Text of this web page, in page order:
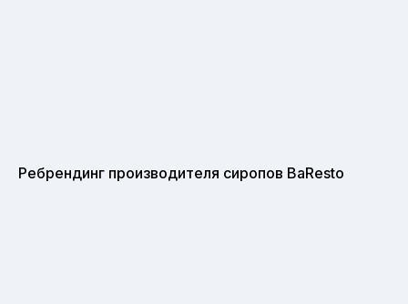
Ребрендинг производителя сиропов BaResto